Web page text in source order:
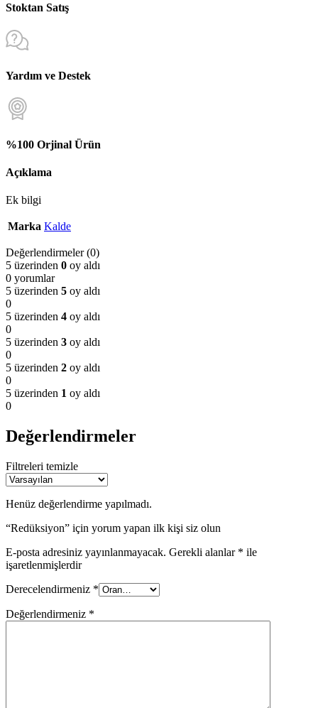
Stoktan Satış
Yardım ve Destek
%100 Orjinal Ürün
Açıklama
Ek bilgi
Marka Kalde
Değerlendirmeler (0)
5 üzerinden 0 oy aldı
0 yorumlar
5 üzerinden 5 oy aldı
0
5 üzerinden 4 oy aldı
0
5 üzerinden 3 oy aldı
0
5 üzerinden 2 oy aldı
0
5 üzerinden 1 oy aldı
0
Değerlendirmeler
Filtreleri temizle
Henüz değerlendirme yapılmadı.
“Redüksiyon” için yorum yapan ilk kişi siz olun
E-posta adresiniz yayınlanmayacak. Gerekli alanlar * ile
işaretlenmişlerdir
Derecelendirmeniz *
Değerlendirmeniz *